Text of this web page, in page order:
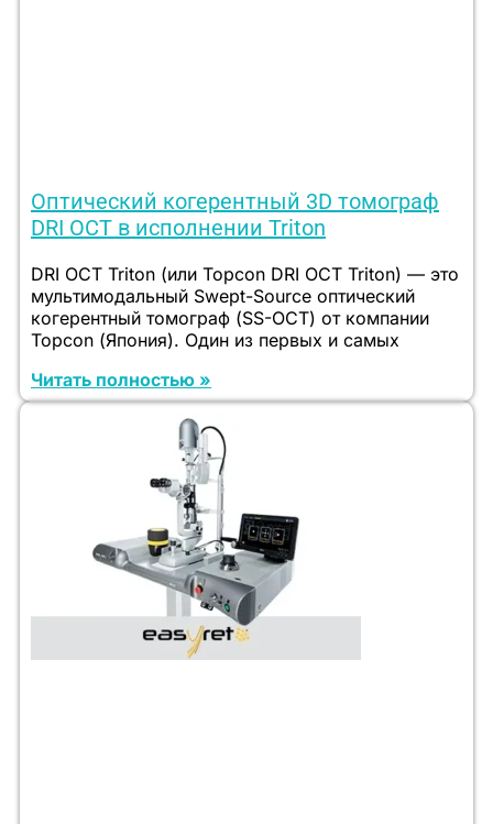
Оптический когерентный 3D томограф
DRI ОСТ в исполнении Triton
DRI OCT Triton (или Topcon DRI OCT Triton) — это
мультимодальный Swept-Source оптический
когерентный томограф (SS-OCT) от компании
Topcon (Япония). Один из первых и самых
Читать полностью »